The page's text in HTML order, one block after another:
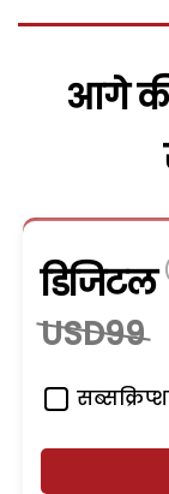
आगे
डिजिटल
USD99